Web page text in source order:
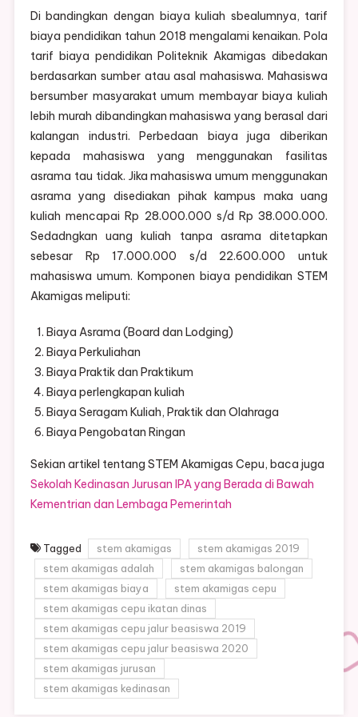
Di bandingkan dengan biaya kuliah sbealumnya, tarif
biaya pendidikan tahun 2018 mengalami kenaikan. Pola
tarif biaya pendidikan Politeknik Akamigas dibedakan
berdasarkan sumber atau asal mahasiswa. Mahasiswa
bersumber masyarakat umum membayar biaya kuliah
lebih murah dibandingkan mahasiswa yang berasal dari
kalangan industri. Perbedaan biaya juga diberikan
kepada mahasiswa yang menggunakan fasilitas
asrama tau tidak. Jika mahasiswa umum menggunakan
asrama yang disediakan pihak kampus maka uang
kuliah mencapai Rp 28.000.000 s/d Rp 38.000.000.
Sedadngkan uang kuliah tanpa asrama ditetapkan
sebesar Rp 17.000.000 s/d 22.600.000 untuk
mahasiswa umum. Komponen biaya pendidikan STEM
Akamigas meliputi:
Biaya Asrama (Board dan Lodging)
Biaya Perkuliahan
Biaya Praktik dan Praktikum
Biaya perlengkapan kuliah
Biaya Seragam Kuliah, Praktik dan Olahraga
Biaya Pengobatan Ringan
Sekian artikel tentang STEM Akamigas Cepu, baca juga
Sekolah Kedinasan Jurusan IPA yang Berada di Bawah
Kementrian dan Lembaga Pemerintah
Tagged stem akamigas
stem akamigas 2019
stem akamigas adalah
stem akamigas balongan
stem akamigas biaya
stem akamigas cepu
stem akamigas cepu ikatan dinas
stem akamigas cepu jalur beasiswa 2019
stem akamigas cepu jalur beasiswa 2020
stem akamigas jurusan
stem akamigas kedinasan